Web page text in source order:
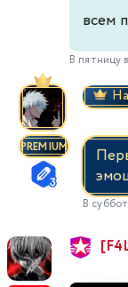
всем
В пятницу
PREMIUM
В